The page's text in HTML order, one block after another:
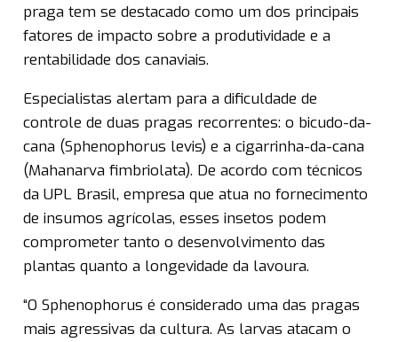
praga tem se destacado como um dos principais
fatores de impacto sobre a produtividade e a
rentabilidade dos canaviais.
Especialistas alertam para a dificuldade de
controle de duas pragas recorrentes: o bicudo-da-
cana (Sphenophorus levis) e a cigarrinha-da-cana
(Mahanarva fimbriolata). De acordo com técnicos
da UPL Brasil, empresa que atua no fornecimento
de insumos agrícolas, esses insetos podem
comprometer tanto o desenvolvimento das
plantas quanto a longevidade da lavoura.
“O Sphenophorus é considerado uma das pragas
mais agressivas da cultura. As larvas atacam o